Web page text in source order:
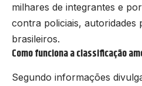
milhares de integrantes e
contra policiais, autoridades
brasileiros.
Como funciona a classificação
Segundo informações